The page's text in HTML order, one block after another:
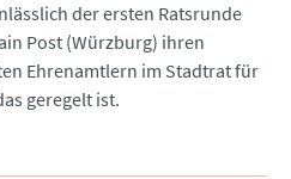
der ersten Ratsrunde
Post (Würzburg) ihren
Ehrenamtlern im Stadtrat für
geregelt ist.